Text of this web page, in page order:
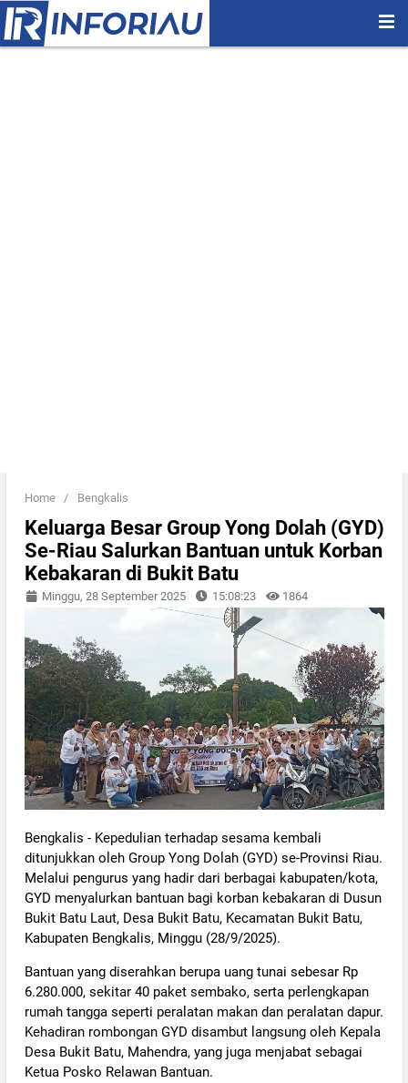
Home / Bengkalis
Keluarga Besar Group Yong Dolah (GYD)
Se-Riau Salurkan Bantuan untuk Korban
Kebakaran di Bukit Batu
Minggu, 28 September 2025 15:08:23 1864
Bengkalis - Kepedulian terhadap sesama kembali
ditunjukkan oleh Group Yong Dolah (GYD) se-Provinsi Riau.
Melalui pengurus yang hadir dari berbagai kabupaten/kota,
GYD menyalurkan bantuan bagi korban kebakaran di Dusun
Bukit Batu Laut, Desa Bukit Batu, Kecamatan Bukit Batu,
Kabupaten Bengkalis, Minggu (28/9/2025).
Bantuan yang diserahkan berupa uang tunai sebesar Rp
6.280.000, sekitar 40 paket sembako, serta perlengkapan
rumah tangga seperti peralatan makan dan peralatan dapur.
Kehadiran rombongan GYD disambut langsung oleh Kepala
Desa Bukit Batu, Mahendra, yang juga menjabat sebagai
Ketua Posko Relawan Bantuan.